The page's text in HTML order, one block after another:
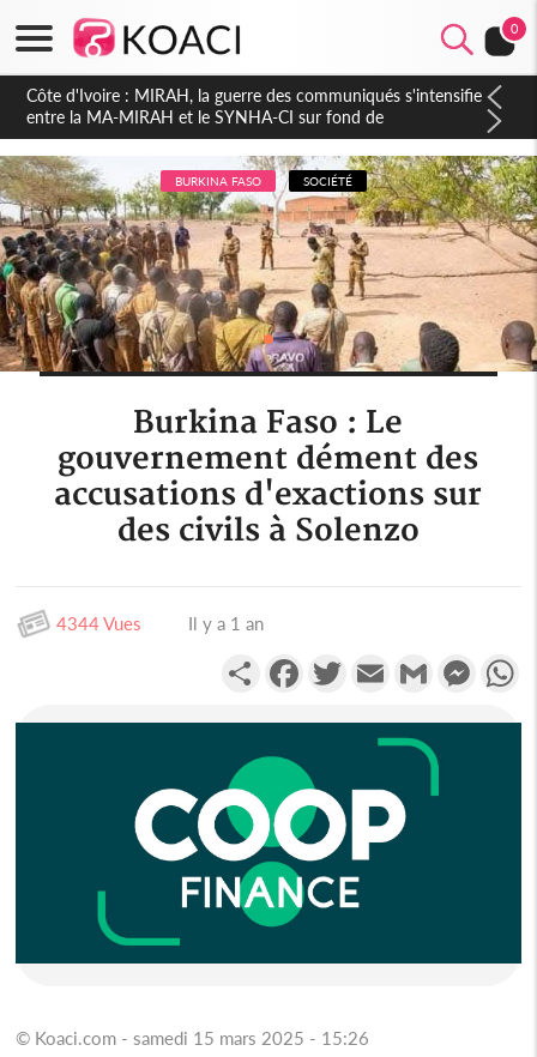
0
Côte d'Ivoire : Indépendance 2026, Thiam plaide pour un
environnement démocratique plus apaisé
BURKINA FASO SOCIÉTÉ
Burkina Faso : Le
gouvernement dément des
accusations d'exactions sur
des civils à Solenzo
4344 Vues Il y a 1 an
PartagerFacebookTwitterEmail Gmail
© Koaci.com - samedi 15 mars 2025 - 15:26